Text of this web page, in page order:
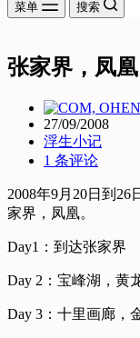
菜单 搜索
张家界，凤凰
27/09/2008
浮生小记
1 条评论
2008年9月20日到
家界，凤凰。
Day1：到达张家界
Day 2：宝峰湖，黄
Day 3：十里画廊，